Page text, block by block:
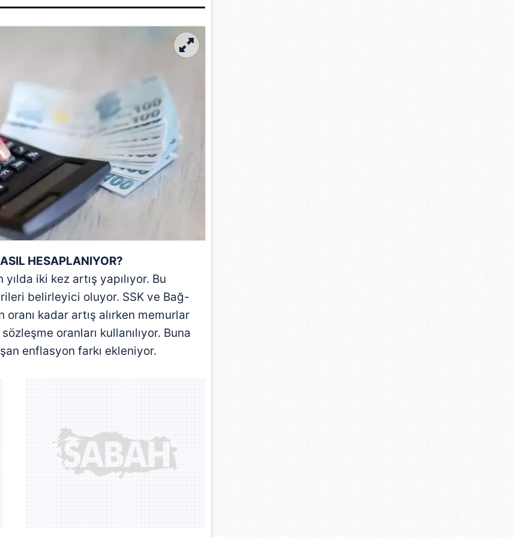
ilgili bilgi almak için lütfentıklayınız.
HESAPLANIYOR?
iki kez artış yapılıyor. Bu
belirleyici oluyor. SSK ve Bağ-
kadar artış alırken memurlar
oranları kullanılıyor. Buna
enflasyon farkı ekleniyor.